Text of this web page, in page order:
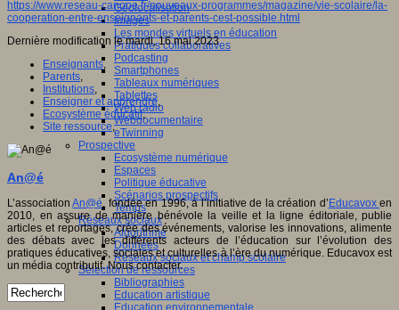
Géolocalisation
Images
Les mondes virtuels en éducation
Pratiques collaboratives
Podcasting
Smartphones
Tableaux numériques
Tablettes
Web radio
Webdocumentaire
eTwinning
Prospective
Ecosystème numérique
Espaces
Politique éducative
Scénarios prospectifs
Temps
Réseaux sociaux
Algorithme
Données
Réseaux sociaux et champ scolaire
Sélection de ressources
Bibliographies
Education artistique
Education environnementale
https://www.reseau-canope.fr/nouveaux-programmes/magazine/vie-scolaire/la-
cooperation-entre-enseignants-et-parents-cest-possible.html
Dernière modification le mardi, 16 mai 2023
Enseignants,
Parents
Institutions
Enseigner et apprendre
Ecosystème éducatif,
Site ressource ,
An@é
L’associationAn@é, fondée en 1996, à l’initiative de la création d’Educavoxen
2010, en assure de manière bénévole la veille et la ligne éditoriale, publie
articles et reportages, crée des événements, valorise les innovations, alimente
des débats avec les différents acteurs de l’éducation sur l’évolution des
pratiques éducatives, sociales et culturelles à l’ère du numérique. Educavox est
un média contributif. Nous contacter.